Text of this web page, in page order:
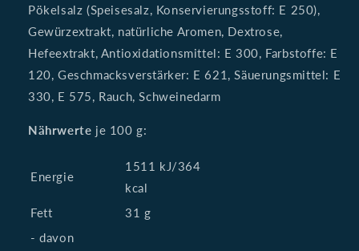
Pökelsalz (Speisesalz, Konservierungsstoff: E 250),
Gewürzextrakt, natürliche Aromen, Dextrose,
Hefeextrakt, Antioxidationsmittel: E 300, Farbstoffe: E
120, Geschmacksverstärker: E 621, Säuerungsmittel: E
330, E 575, Rauch, Schweinedarm
Nährwerte je 100 g:
Energie
1511 kJ/364
kcal
Fett
31 g
- davon